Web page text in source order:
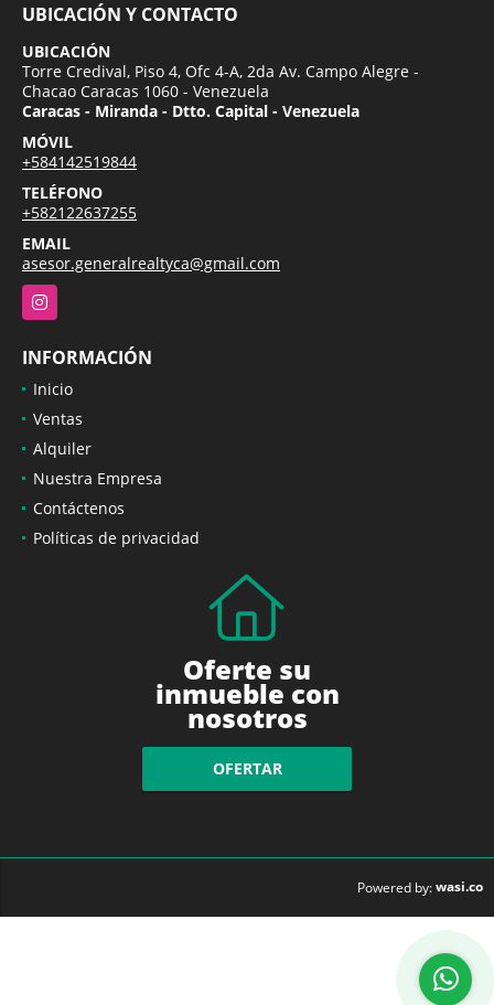
UBICACIÓN Y CONTACTO
UBICACIÓN
Torre Credival, Piso 4, Ofc 4-A, 2da Av. Campo Alegre -
Chacao Caracas 1060 - Venezuela
Caracas - Miranda - Dtto. Capital - Venezuela
MÓVIL
+584142519844
TELÉFONO
+582122637255
EMAIL
asesor.generalrealtyca@gmail.com
Instagram
INFORMACIÓN
Inicio
Ventas
Alquiler
Nuestra Empresa
Contáctenos
Políticas de privacidad
Oferte su
inmueble con
nosotros
OFERTAR
Powered by:wasi.co